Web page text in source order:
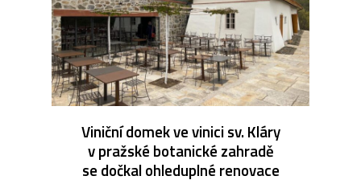
Viniční domek ve vinici sv. Kláry
v pražské botanické zahradě
se dočkal ohleduplné renovace